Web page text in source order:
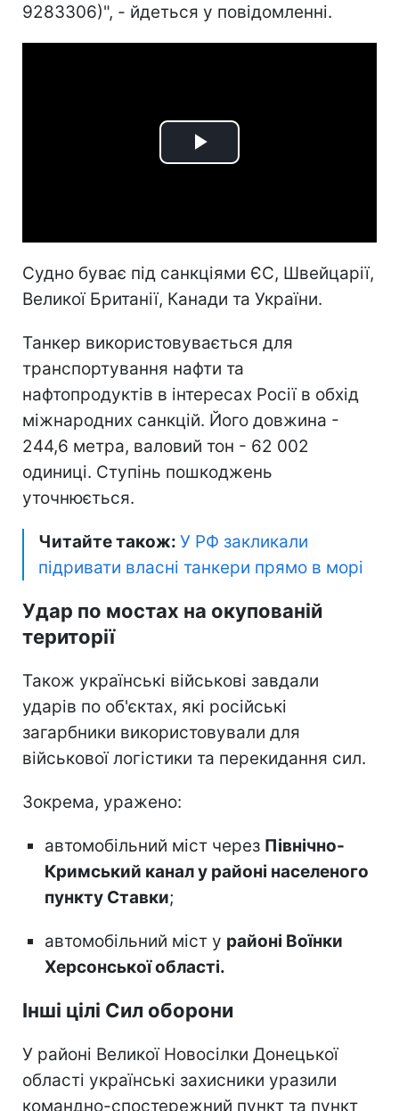
9283306)", - йдеться у повідомленні.
Play
Судно буває під санкціями ЄС, Швейцарії,
Великої Британії, Канади та України.
Танкер використовувається для
транспортування нафти та
нафтопродуктів в інтересах Росії в обхід
міжнародних санкцій. Його довжина -
244,6 метра, валовий тон - 62 002
одиниці. Ступінь пошкоджень
уточнюється.
Читайте також: У РФ закликали
підривати власні танкери прямо в морі
Удар по мостах на окупованій
території
Також українські військові завдали
ударів по об'єктах, які російські
загарбники використовували для
військової логістики та перекидання сил.
Зокрема, уражено:
автомобільний міст через Північно-
Кримський канал у районі населеного
пункту Ставки;
автомобільний міст у районі Воїнки
Херсонської області.
Інші цілі Сил оборони
У районі Великої Новосілки Донецької
області українські захисники уразили
командно-спостережний пункт та пункт